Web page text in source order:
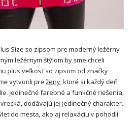
Size so zipsom pre moderný ležérny
ležérnym štýlom by sme chceli
plus veľkosťso zipsom od značky
vytvorili pre ženy, ktoré si každý deň
Jedinečné farebné a funkčné riešenia,
dodávajú jej jedinečný charakter.
do mesta, ako aj relaxáciu v pohodlí